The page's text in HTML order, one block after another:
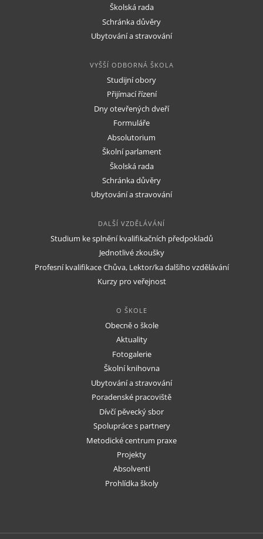
Školská rada
Schránka důvěry
Ubytování a stravování
VYŠŠÍ ODBORNÁ ŠKOLA
Studijní obory
Přijímací řízení
Dny otevřených dveří
Formuláře
Absolutorium
Školní parlament
Školská rada
Schránka důvěry
Ubytování a stravování
DALŠÍ VZDĚLÁVÁNÍ
Studium ke splnění kvalifikačních předpokladů
Jednotlivé zkoušky
Profesní kvalifikace Chůva, Lektor/ka dalšího vzdělávání
Kurzy pro veřejnost
O ŠKOLE
Obecně o škole
Aktuality
Fotogalerie
Školní knihovna
Ubytování a stravování
Poradenské pracoviště
Dívčí pěvecký sbor
Spolupráce s partnery
Metodické centrum praxe
Projekty
Absolventi
Prohlídka školy